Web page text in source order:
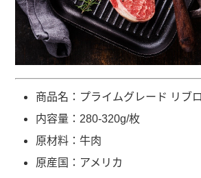
商品名：プライムグレード リブ
内容量：280-320g/枚
原材料：牛肉
原産国：アメリカ